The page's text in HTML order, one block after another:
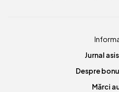
Jurnal
Despre
Mărci